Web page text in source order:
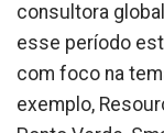
consultora
esse período
com foco na
exemplo,